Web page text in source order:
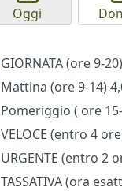
Oggi
GIORNATA
Mattina (ore 9-14)
Pomeriggio ( ore
VELOCE (entro 4
URGENTE (entro 2
TASSATIVA (ora